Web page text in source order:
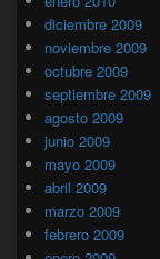
diciembre 2009
noviembre 2009
octubre 2009
septiembre 2009
agosto 2009
junio 2009
mayo 2009
abril 2009
marzo 2009
febrero 2009